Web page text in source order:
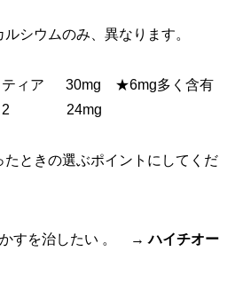
シウムのみ、異なります。
ティア 30mg ★6mg多く含有
ス2 24mg
たときの選ぶポイントにしてくだ
かすを治したい 。 →ハイチオー